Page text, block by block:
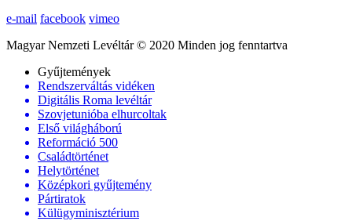
e-mail facebook vimeo
Magyar Nemzeti Levéltár © 2020 Minden jog fenntartva
Gyűjtemények
Rendszerváltás vidéken
Digitális Roma levéltár
Szovjetunióba elhurcoltak
Első világháború
Reformáció 500
Családtörténet
Helytörténet
Középkori gyűjtemény
Pártiratok
Külügyminisztérium